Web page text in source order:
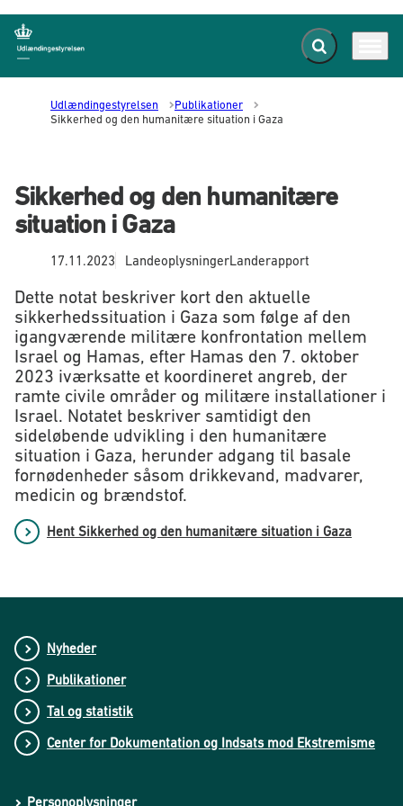
Gå til forsiden Fold søgefelt ud
Udlændingestyrelsen
Publikationer
Sikkerhed og den humanitære situation i Gaza
Sikkerhed og den humanitære
situation i Gaza
17.11.2023 LandeoplysningerLanderapport
Dette notat beskriver kort den aktuelle
sikkerhedssituation i Gaza som følge af den
igangværende militære konfrontation mellem
Israel og Hamas, efter Hamas den 7. oktober
2023 iværksatte et koordineret angreb, der
ramte civile områder og militære installationer i
Israel. Notatet beskriver samtidigt den
sideløbende udvikling i den humanitære
situation i Gaza, herunder adgang til basale
fornødenheder såsom drikkevand, madvarer,
medicin og brændstof.
Hent Sikkerhed og den humanitære situation i Gaza
Nyheder
Publikationer
Tal og statistik
Center for Dokumentation og Indsats mod Ekstremisme
Personoplysninger